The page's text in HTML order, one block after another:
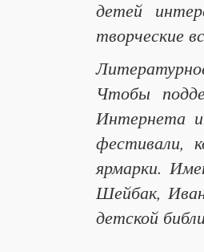
детей
творческие
Чтобы
Интернета
фестивали,
ярмарки.
Шейбак,
детской